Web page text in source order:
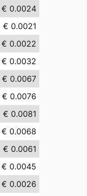
€ 0.0024
€ 0.0021
€ 0.0022
€ 0.0032
€ 0.0067
€ 0.0076
€ 0.0081
€ 0.0068
€ 0.0061
€ 0.0045
€ 0.0026